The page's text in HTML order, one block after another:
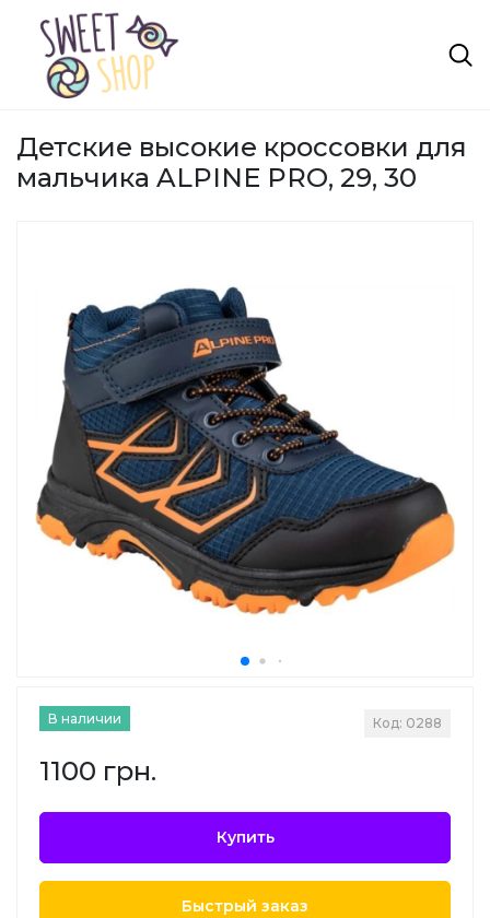
Детские высокие кроссовки для
мальчика ALPINE PRO, 29, 30
В наличии Код: 0288
1100 грн.
Купить
Быстрый заказ